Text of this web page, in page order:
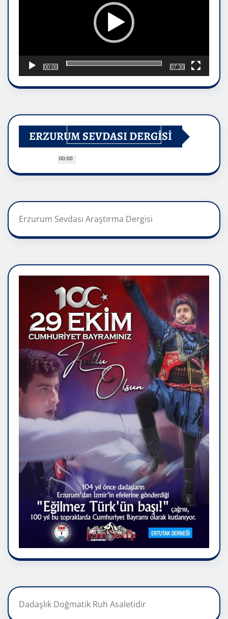
00:00
00:00
07:30
ERZURUM SEVDASI DERGİSİ
Erzurum Sevdası Araştırma Dergisi
Dadaşlık Doğmatik Ruh Asaletidir